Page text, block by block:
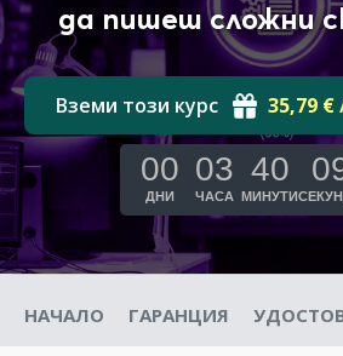
да пишеш сложни
Вземи този курс 35,79 €
00
ДНИ
03
ЧАСА
40
МИНУТИ
НАЧАЛО ГАРАНЦИЯ